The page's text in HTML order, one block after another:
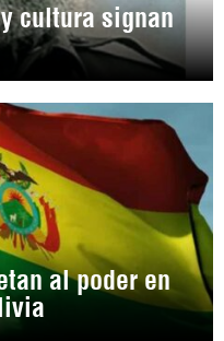
cultura signan
al poder en